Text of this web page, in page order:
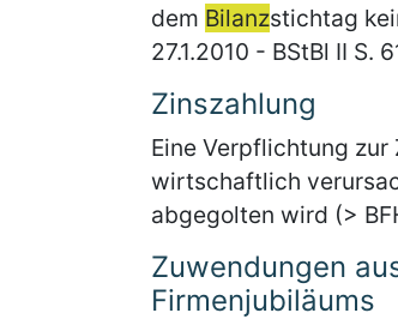
dem Bilanzstichtag
27.1.2010 - BStBl II S.
Zinszahlung
Eine Verpflichtung zur
wirtschaftlich
abgegolten wird (>
Zuwendungen
Firmenjubiläums